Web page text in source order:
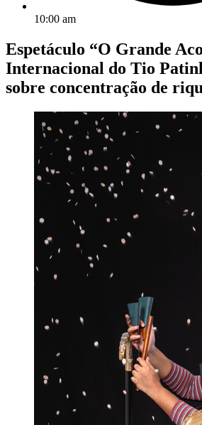
10:00 am
Espetáculo “O Grande
Internacional do Tio
sobre concentração de